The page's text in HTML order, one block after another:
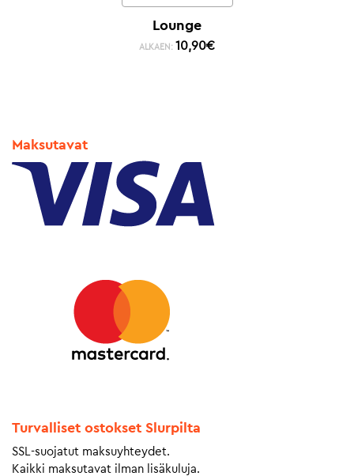
Lounge
ALKAEN: 10,90€
Maksutavat
Turvalliset ostokset Slurpilta
SSL-suojatut maksuyhteydet.
Kaikki maksutavat ilman lisäkuluja.